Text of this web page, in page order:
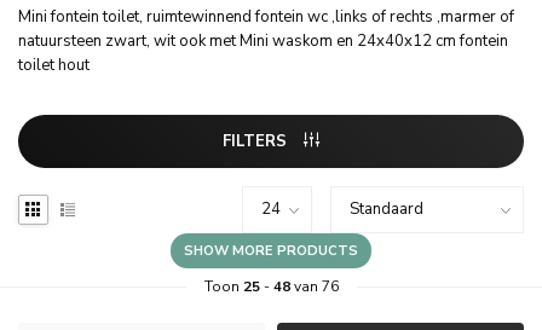
Mini fontein toilet, ruimtewinnend fontein wc ,links of rechts ,marmer of
natuursteen zwart, wit ook met Mini waskom en 24x40x12 cm fontein
toilet hout
FILTERS
SHOW MORE PRODUCTS
Toon 25-48van 76